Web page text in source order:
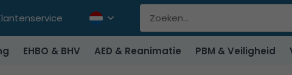
EHBO & BHV AED & Reanimatie PBM & Veiligheid